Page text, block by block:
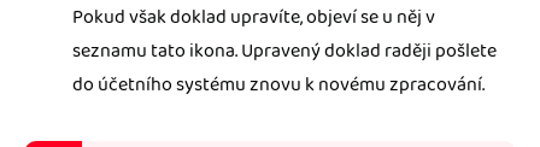
Pokud však doklad upravíte, objeví se u něj v
seznamu tato ikona. Upravený doklad raději pošlete
do účetního systému znovu k novému zpracování.